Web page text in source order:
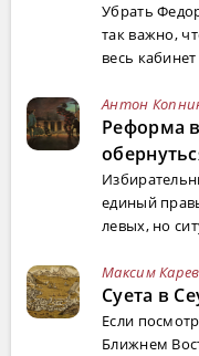
Убрать
так важно,
весь
Антон
Реформа
единый
левых, но
Максим Карев
Суета в
Если
Ближнем